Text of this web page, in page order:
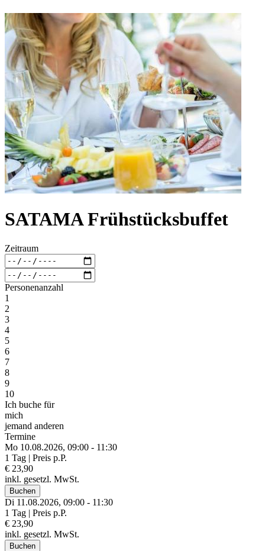
SATAMA Frühstücksbuffet
Zeitraum
Personenanzahl
1
2
3
4
5
6
7
8
9
10
Ich buche für
mich
jemand anderen
Termine
Mo 10.08.2026, 09:00 - 11:30
1 Tag | Preis p.P.
€ 23,90
inkl. gesetzl. MwSt.
Buchen
Di 11.08.2026, 09:00 - 11:30
1 Tag | Preis p.P.
€ 23,90
inkl. gesetzl. MwSt.
Buchen